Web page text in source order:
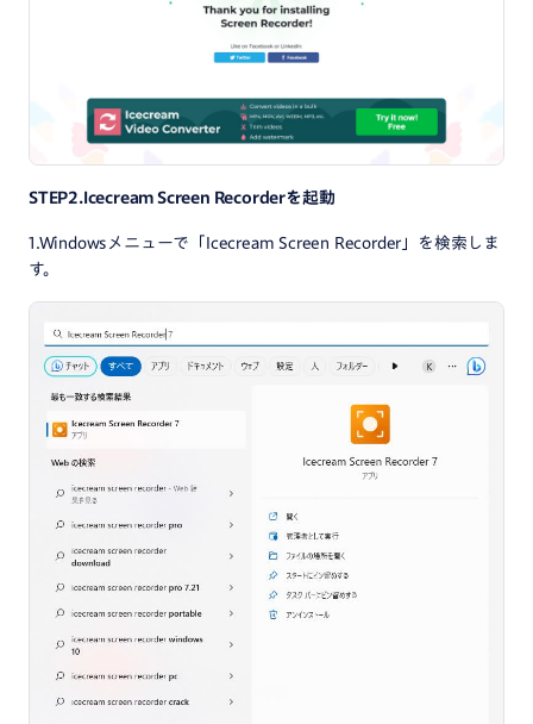
STEP2.Icecream Screen Recorderを起動
1.Windowsメニューで「Icecream Screen Recorder」を検索しま
す。